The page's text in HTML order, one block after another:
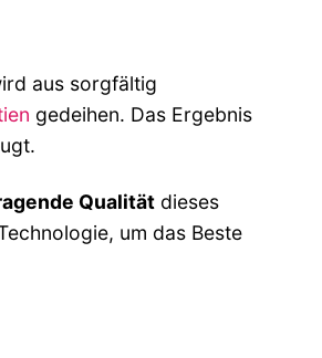
aus sorgfältig
gedeihen. Das Ergebnis
Qualitätdieses
um das Beste